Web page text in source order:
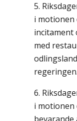
i
incitament
med
regeringen.
i